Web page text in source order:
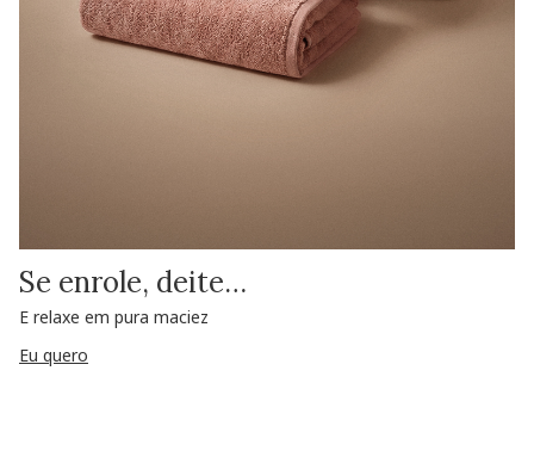
Se enrole, deite…
E relaxe em pura maciez
Eu quero